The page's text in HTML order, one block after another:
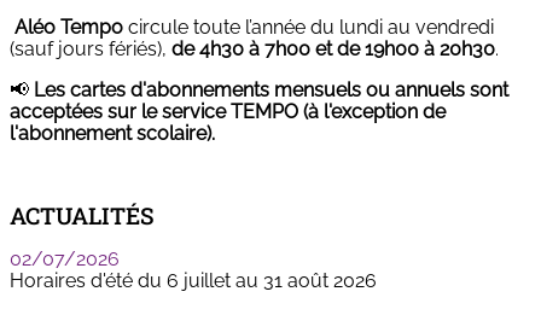
Aléo Tempo circule toute l’année du lundi au vendredi
(sauf jours fériés), de 4h30 à 7h00 et de 19h00 à 20h30.
📢 Les cartes d'abonnements mensuels ou annuels sont
acceptées sur le service TEMPO (à l'exception de
l'abonnement scolaire).
ACTUALITÉS
02/07/2026
Horaires d'été du 6 juillet au 31 août 2026